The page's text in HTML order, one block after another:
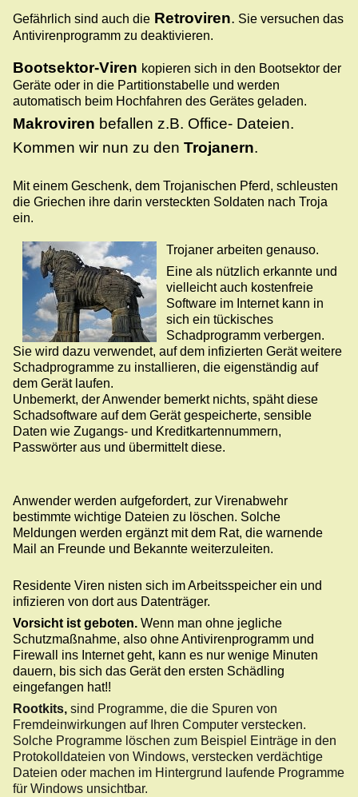
Gefährlich sind auch die Retroviren. Sie versuchen das
Antivirenprogramm zu deaktivieren.
Bootsektor-Viren kopieren sich in den Bootsektor der
Geräte oder in die Partitionstabelle und werden
automatisch beim Hochfahren des Gerätes geladen.
Makroviren befallen z.B. Office- Dateien.
Kommen wir nun zu den Trojanern.
Mit einem Geschenk, dem Trojanischen Pferd, schleusten
die Griechen ihre darin versteckten Soldaten nach Troja
ein.
Trojaner arbeiten genauso.
Eine als nützlich erkannte und
vielleicht auch kostenfreie
Software im Internet kann in
sich ein tückisches
Schadprogramm verbergen.
Sie wird dazu verwendet, auf dem infizierten Gerät weitere
Schadprogramme zu installieren, die eigenständig auf
dem Gerät laufen.
Unbemerkt, der Anwender bemerkt nichts, späht diese
Schadsoftware auf dem Gerät gespeicherte, sensible
Daten wie Zugangs- und Kreditkartennummern,
Passwörter aus und übermittelt diese.
Anwender werden aufgefordert, zur Virenabwehr
bestimmte wichtige Dateien zu löschen. Solche
Meldungen werden ergänzt mit dem Rat, die warnende
Mail an Freunde und Bekannte weiterzuleiten.
Residente Viren nisten sich im Arbeitsspeicher ein und
infizieren von dort aus Datenträger.
Vorsicht ist geboten. Wenn man ohne jegliche
Schutzmaßnahme, also ohne Antivirenprogramm und
Firewall ins Internet geht, kann es nur wenige Minuten
dauern, bis sich das Gerät den ersten Schädling
eingefangen hat!!
Rootkits, sind Programme, die die Spuren von
Fremdeinwirkungen auf Ihren Computer verstecken.
Solche Programme löschen zum Beispiel Einträge in den
Protokolldateien von Windows, verstecken verdächtige
Dateien oder machen im Hintergrund laufende Programme
für Windows unsichtbar.